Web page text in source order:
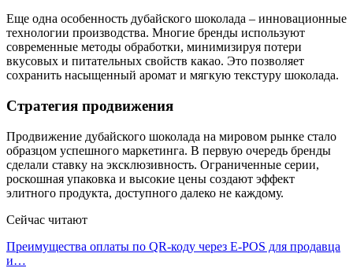
Еще одна особенность дубайского шоколада – инновационные
технологии производства. Многие бренды используют
современные методы обработки, минимизируя потери
вкусовых и питательных свойств какао. Это позволяет
сохранить насыщенный аромат и мягкую текстуру шоколада.
Стратегия продвижения
Продвижение дубайского шоколада на мировом рынке стало
образцом успешного маркетинга. В первую очередь бренды
сделали ставку на эксклюзивность. Ограниченные серии,
роскошная упаковка и высокие цены создают эффект
элитного продукта, доступного далеко не каждому.
Сейчас читают
Преимущества оплаты по QR-коду через E-POS для продавца
и…